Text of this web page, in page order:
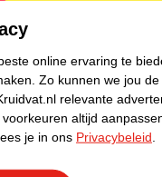
blijven
In
In
online ervaring te
Zo kunnen we jou
relevante
altijd
je in ons Privacybeleid